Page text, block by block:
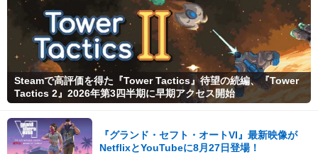
Steamで高評価を得た『Tower Tactics』待望の続編、『Tower
Tactics 2』2026年第3四半期に早期アクセス開始
『グランド・セフト・オートVI』最新映像が
NetflixとYouTubeに8月27日登場！